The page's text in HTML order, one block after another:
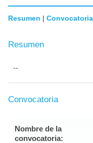
Resumen | Convocatoria
Resumen
--
Convocatoria
Nombre de la
convocatoria: